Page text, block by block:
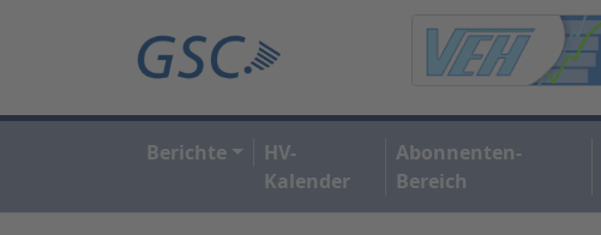
Berichte
HV-
Kalender
Abonnenten-
Bereich